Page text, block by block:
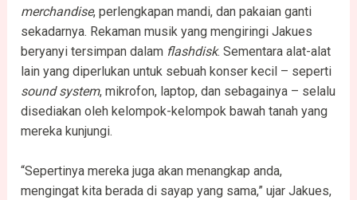
merchandise, perlengkapan mandi, dan pakaian ganti
sekadarnya. Rekaman musik yang mengiringi Jakues
beryanyi tersimpan dalam flashdisk. Sementara alat-alat
lain yang diperlukan untuk sebuah konser kecil – seperti
sound system, mikrofon, laptop, dan sebagainya – selalu
disediakan oleh kelompok-kelompok bawah tanah yang
mereka kunjungi.
“Sepertinya mereka juga akan menangkap anda,
mengingat kita berada di sayap yang sama,” ujar Jakues,